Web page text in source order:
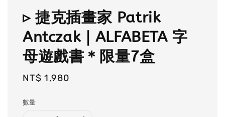
▹ 捷克插畫家 Patrik
Antczak｜ALFABETA 字
母遊戲書＊限量7盒
Regular
NT$ 1,980
數量